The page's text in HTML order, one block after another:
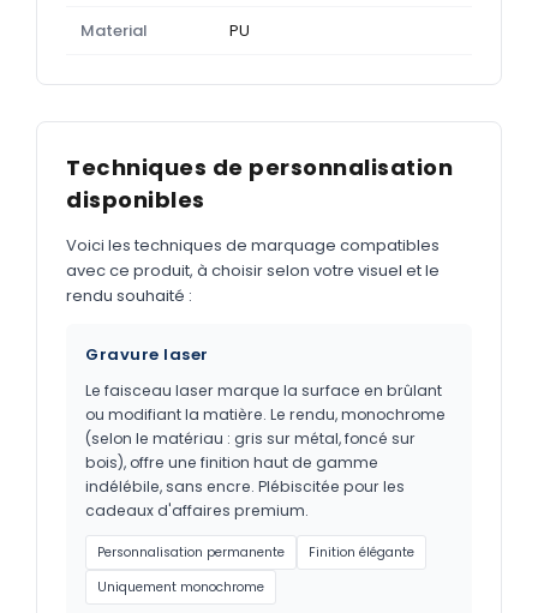
Material PU
Techniques de personnalisation
disponibles
Voici les techniques de marquage compatibles
avec ce produit, à choisir selon votre visuel et le
rendu souhaité :
Gravure laser
Le faisceau laser marque la surface en brûlant
ou modifiant la matière. Le rendu, monochrome
(selon le matériau : gris sur métal, foncé sur
bois), offre une finition haut de gamme
indélébile, sans encre. Plébiscitée pour les
cadeaux d'affaires premium.
Personnalisation permanente
Finition élégante
Uniquement monochrome